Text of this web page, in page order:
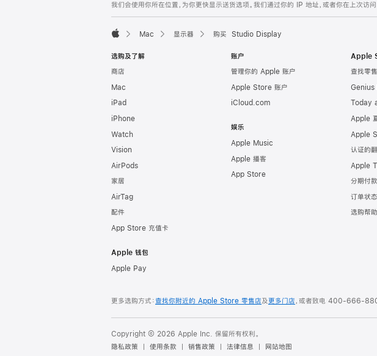
我们会使用你所在位置，为你更快显示送货选项。我们通过你的 IP 地址，或者你在上次访
Mac 显示器 购买 Studio Display
选购及了解
商店
Mac
iPad
iPhone
Watch
Vision
AirPods
家居
AirTag
配件
App Store 充值卡
Apple 钱包
Apple Pay
账户
管理你的 Apple 账户
Apple Store 账户
iCloud.com
娱乐
Apple Music
Apple 播客
App Store
Apple
查找零
Genius
Today
Apple
Apple
认证的
Apple
分期付款
订单状态
选购帮助
更多选购方式：查找你附近的 Apple Store 零售店及更多门店，或者致电 400-666-
Copyright © 2026 Apple Inc. 保留所有权利。
隐私政策
使用条款 销售政策 法律信息 网站地图